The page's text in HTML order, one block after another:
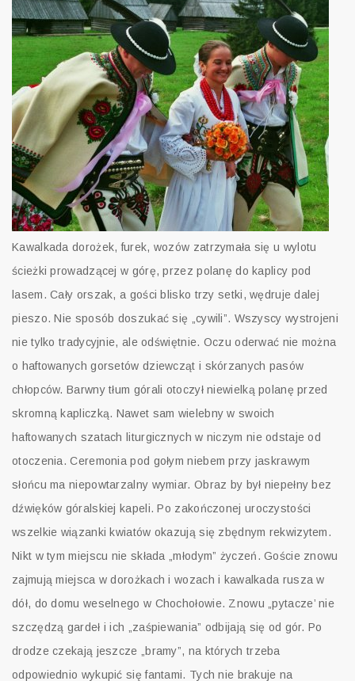
Kawalkada dorożek, furek, wozów zatrzymała się u wylotu
ścieżki prowadzącej w górę, przez polanę do kaplicy pod
lasem. Cały orszak, a gości blisko trzy setki, wędruje dalej
pieszo. Nie sposób doszukać się „cywili”. Wszyscy wystrojeni
nie tylko tradycyjnie, ale odświętnie. Oczu oderwać nie można
o haftowanych gorsetów dziewcząt i skórzanych pasów
chłopców. Barwny tłum górali otoczył niewielką polanę przed
skromną kapliczką. Nawet sam wielebny w swoich
haftowanych szatach liturgicznych w niczym nie odstaje od
otoczenia. Ceremonia pod gołym niebem przy jaskrawym
słońcu ma niepowtarzalny wymiar. Obraz by był niepełny bez
dźwięków góralskiej kapeli. Po zakończonej uroczystości
wszelkie wiązanki kwiatów okazują się zbędnym rekwizytem.
Nikt w tym miejscu nie składa „młodym” życzeń. Goście znowu
zajmują miejsca w dorożkach i wozach i kawalkada rusza w
dół, do domu weselnego w Chochołowie. Znowu „pytacze’ nie
szczędzą gardeł i ich „zaśpiewania” odbijają się od gór. Po
drodze czekają jeszcze „bramy”, na których trzeba
odpowiednio wykupić się fantami. Tych nie brakuje na